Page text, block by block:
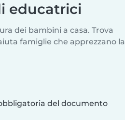
educatrici
dei bambini a casa. Trova
famiglie che apprezzano la
del documento